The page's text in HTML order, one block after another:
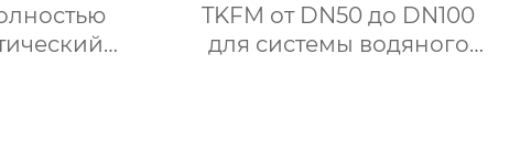
TKFM от DN50 до DN100
для системы водяного